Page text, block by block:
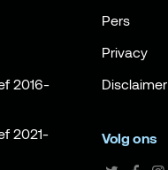
2016-
2021-
Pers
Privacy
Disclaimer
Volg ons